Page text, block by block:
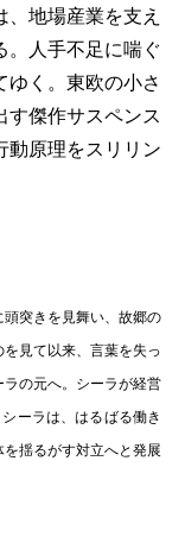
地場産業を支え
。人手不足に喘ぐ
く。東欧の小さ
す傑作サスペンス
動原理をスリリン
突きを見舞い、故郷の
見て以来、言葉を失っ
の元へ。シーラが経営
ーラは、はるばる働き
揺るがす対立へと発展